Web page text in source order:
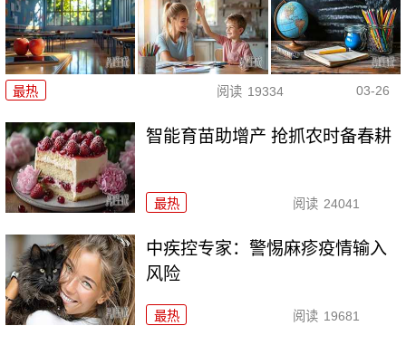
最热 阅读 19334 03-26
智能育苗助增产 抢抓农时备春耕
最热 阅读 24041
中疾控专家：警惕麻疹疫情输入
风险
最热 阅读 19681